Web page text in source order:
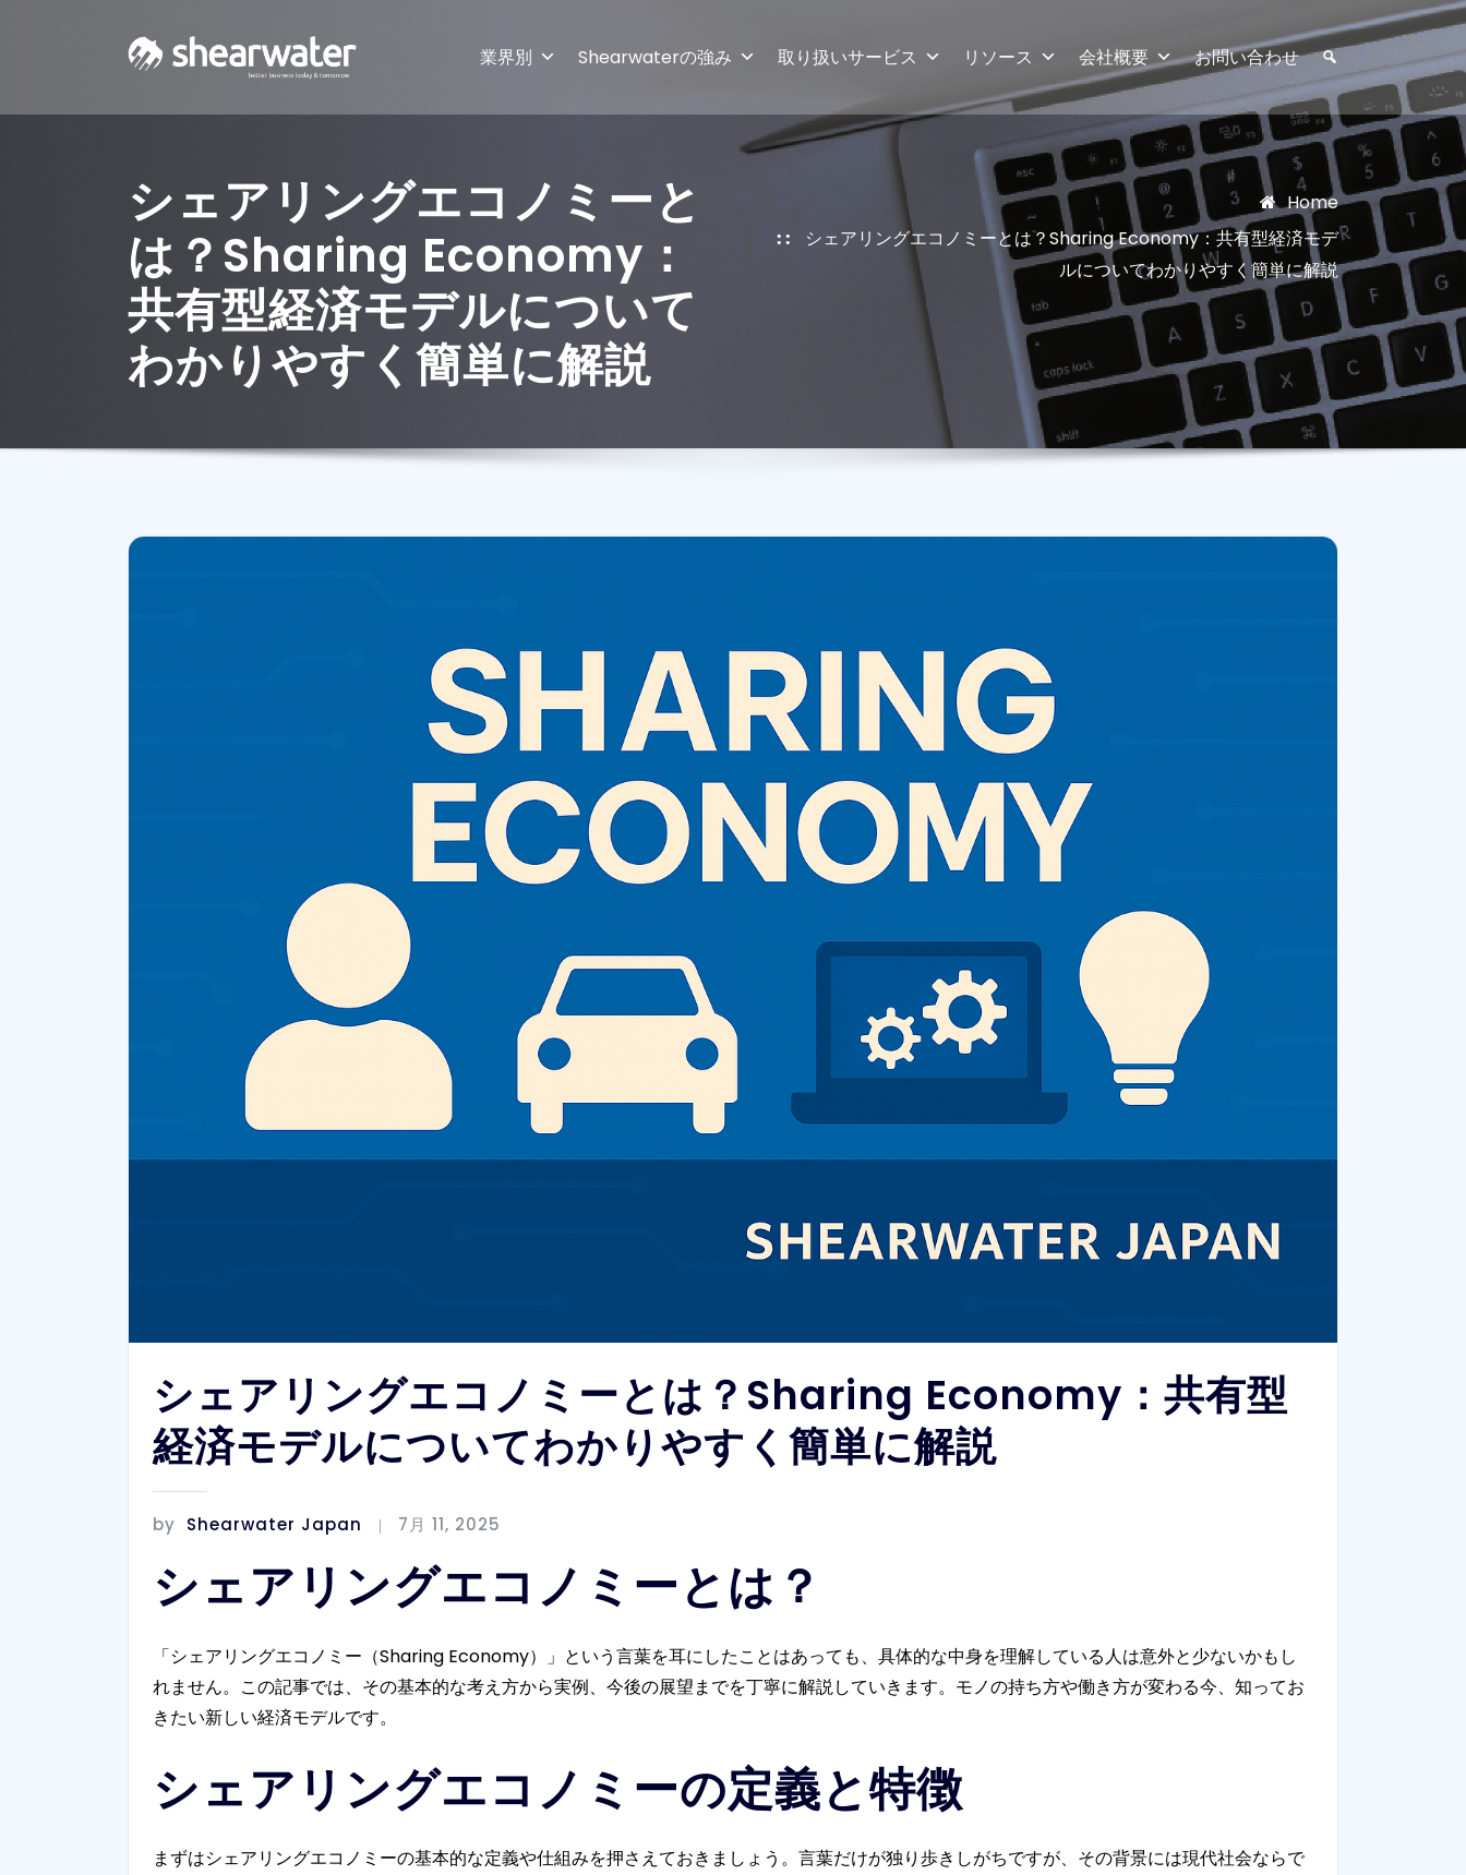
業界別 Shearwaterの強み 取り扱いサービス リソース 会社概要 お問い合わせ
シェアリングエコノミーと
は？Sharing Economy：
共有型経済モデルについて
わかりやすく簡単に解説
Home
シェアリングエコノミーとは？Sharing Economy：共有型経済モデ
ルについてわかりやすく簡単に解説
シェアリングエコノミーとは？Sharing Economy：共有型
経済モデルについてわかりやすく簡単に解説
by Shearwater Japan 7月 11, 2025
シェアリングエコノミーとは？
「シェアリングエコノミー（Sharing Economy）」という言葉を耳にしたことはあっても、具体的な中身を理解している人は意外と少ないかもし
れません。この記事では、その基本的な考え方から実例、今後の展望までを丁寧に解説していきます。モノの持ち方や働き方が変わる今、知ってお
きたい新しい経済モデルです。
シェアリングエコノミーの定義と特徴
まずはシェアリングエコノミーの基本的な定義や仕組みを押さえておきましょう。言葉だけが独り歩きしがちですが、その背景には現代社会ならで